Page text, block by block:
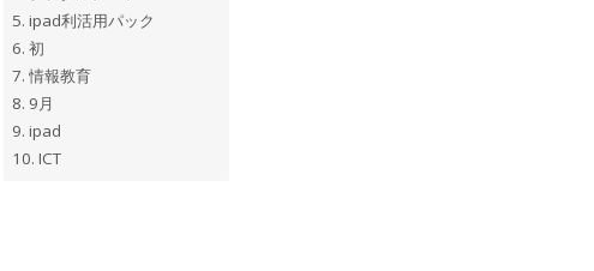
5.ipad利活用パック
6.初
7.情報教育
8. 9月
9.ipad
10.ICT